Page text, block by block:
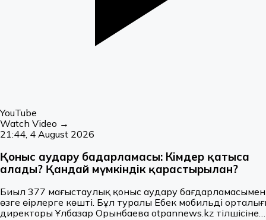
YouTube
Watch Video →
21:44, 4 August 2026
Қоныс аудару бағдарламасы: Кімдер қатыса
алады? Қандай мүмкіндік қарастырылған?
Биыл 377 маңғыстаулық қоныс аудару бағдарламасымен
өзге өңірлерге көшті. Бұл туралы Еңбек мобильді
директоры Ұлбазар Орынбаева otpannews.kz тілшісіне